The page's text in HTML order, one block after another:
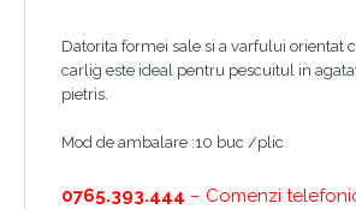
Datorita formei sale si a varfului orientat
carlig este ideal pentru pescuitul in
pietris.
Mod de ambalare :10 buc /plic
0765.393.444 – Comenzi